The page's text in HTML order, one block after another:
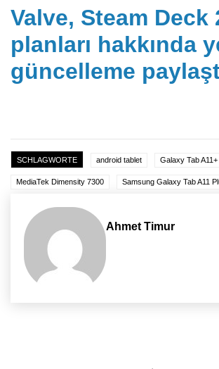
Valve, Steam Deck
planları hakkında
güncelleme
SCHLAGWORTE android tablet Galaxy Tab A11+
MediaTek Dimensity 7300 Samsung Galaxy Tab A11
Ahmet Timur